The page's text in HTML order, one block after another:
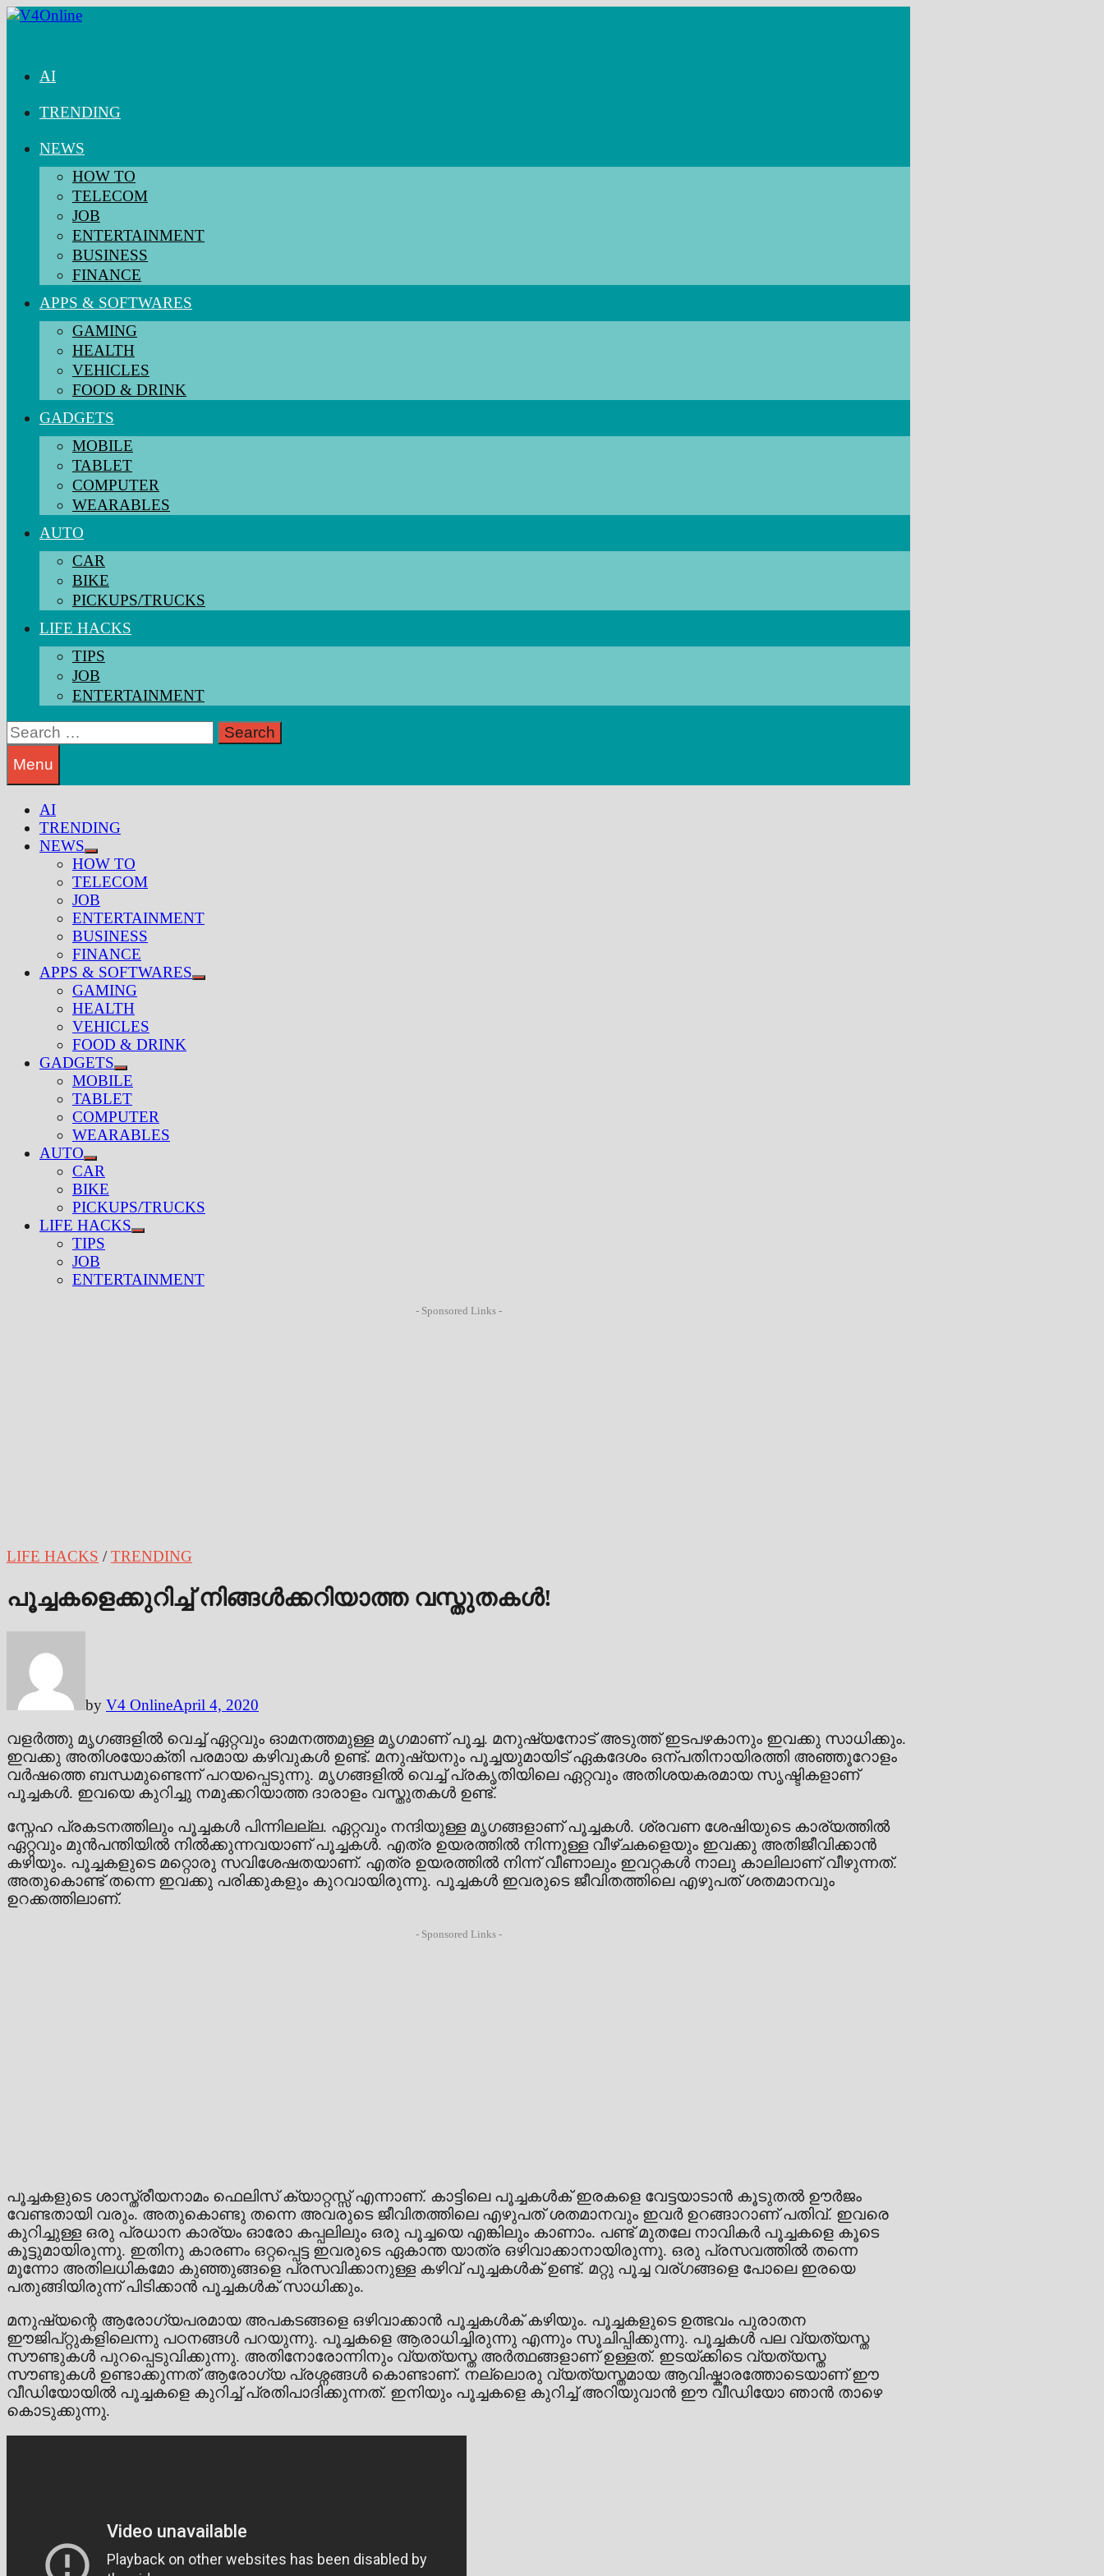
Skip
AI
TRENDING
NEWS
HOW TO
TELECOM
JOB
ENTERTAINMENT
BUSINESS
FINANCE
APPS & SOFTWARES
GAMING
HEALTH
VEHICLES
FOOD & DRINK
GADGETS
MOBILE
TABLET
COMPUTER
WEARABLES
AUTO
CAR
BIKE
PICKUPS/TRUCKS
LIFE HACKS
TIPS
JOB
ENTERTAINMENT
Search
for:
Menu
AI
TRENDING
NEWS
Show
sub
menu
HOW TO
TELECOM
JOB
ENTERTAINMENT
BUSINESS
FINANCE
APPS & SOFTWARES
Show
GAMING
HEALTH
VEHICLES
FOOD & DRINK
GADGETS
Show
sub
menu
MOBILE
TABLET
COMPUTER
WEARABLES
AUTO
Show
sub
menu
CAR
BIKE
PICKUPS/TRUCKS
LIFE HACKS
Show
menu
TIPS
JOB
ENTERTAINMENT
- Sponsored Links -
LIFE HACKS / TRENDING
പൂച്ചകളെക്കുറിച്ച് നിങ്ങൾക്കറിയാത്ത വസ്തുതകൾ!
by V4 OnlineApril 4, 2020
വളർത്തു മൃഗങ്ങളിൽ വെച്ച് ഏറ്റവും ഓമനത്തമുള്ള മൃഗമാണ് പൂച്ച. മനുഷ്യനോട് അടുത്ത് ഇടപഴകാനും ഇവക്കു സാധിക്കും.
ഇവക്കു അതിശയോക്തി പരമായ കഴിവുകൾ ഉണ്ട്. മനുഷ്യനും പൂച്ചയുമായിട് ഏകദേശം ഒന്പതിനായിരത്തി അഞ്ഞൂറോളം
വർഷത്തെ ബന്ധമുണ്ടെന്ന് പറയപ്പെടുന്നു. മൃഗങ്ങളിൽ വെച്ച് പ്രകൃതിയിലെ ഏറ്റവും അതിശയകരമായ സൃഷ്ടികളാണ്
പൂച്ചകൾ. ഇവയെ കുറിച്ചു നമുക്കറിയാത്ത ദാരാളം വസ്തുതകൾ ഉണ്ട്.
സ്നേഹ പ്രകടനത്തിലും പൂച്ചകൾ പിന്നിലല്ല. ഏറ്റവും നന്ദിയുള്ള മൃഗങ്ങളാണ് പൂച്ചകൾ. ശ്രവണ ശേഷിയുടെ കാര്യത്തിൽ
ഏറ്റവും മുൻപന്തിയിൽ നിൽക്കുന്നവയാണ് പൂച്ചകൾ. എത്ര ഉയരത്തിൽ നിന്നുള്ള വീഴ്ചകളെയും ഇവക്കു അതിജീവിക്കാൻ
കഴിയും. പൂച്ചകളുടെ മറ്റൊരു സവിശേഷതയാണ്. എത്ര ഉയരത്തിൽ നിന്ന് വീണാലും ഇവറ്റകൾ നാലു കാലിലാണ് വീഴുന്നത്.
അതുകൊണ്ട് തന്നെ ഇവക്കു പരിക്കുകളും കുറവായിരുന്നു. പൂച്ചകൾ ഇവരുടെ ജീവിതത്തിലെ എഴുപത് ശതമാനവും
ഉറക്കത്തിലാണ്.
- Sponsored Links -
പൂച്ചകളുടെ ശാസ്ത്രീയനാമം ഫെലിസ് ക്യാറ്റസ്സ് എന്നാണ്. കാട്ടിലെ പൂച്ചകൾക് ഇരകളെ വേട്ടയാടാൻ കൂടുതൽ ഊർജം
വേണ്ടതായി വരും. അതുകൊണ്ടു തന്നെ അവരുടെ ജീവിതത്തിലെ എഴുപത് ശതമാനവും ഇവർ ഉറങ്ങാറാണ് പതിവ്. ഇവരെ
കുറിച്ചുള്ള ഒരു പ്രധാന കാര്യം ഓരോ കപ്പലിലും ഒരു പൂച്ചയെ എങ്കിലും കാണാം. പണ്ട് മുതലേ നാവികർ പൂച്ചകളെ കൂടെ
കൂട്ടുമായിരുന്നു. ഇതിനു കാരണം ഒറ്റപ്പെട്ട ഇവരുടെ ഏകാന്ത യാത്ര ഒഴിവാക്കാനായിരുന്നു. ഒരു പ്രസവത്തിൽ തന്നെ
മൂന്നോ അതിലധികമോ കുഞ്ഞുങ്ങളെ പ്രസവിക്കാനുള്ള കഴിവ് പൂച്ചകൾക് ഉണ്ട്. മറ്റു പൂച്ച വര്ഗങ്ങളെ പോലെ ഇരയെ
പതുങ്ങിയിരുന്ന് പിടിക്കാൻ പൂച്ചകൾക് സാധിക്കും.
മനുഷ്യന്റെ ആരോഗ്യപരമായ അപകടങ്ങളെ ഒഴിവാക്കാൻ പൂച്ചകൾക് കഴിയും. പൂച്ചകളുടെ ഉത്ഭവം പുരാതന
ഈജിപ്റ്റുകളിലെന്നു പഠനങ്ങൾ പറയുന്നു. പൂച്ചകളെ ആരാധിച്ചിരുന്നു എന്നും സൂചിപ്പിക്കുന്നു. പൂച്ചകൾ പല വ്യത്യസ്ത
സൗണ്ടുകൾ പുറപ്പെടുവിക്കുന്നു. അതിനോരോന്നിനും വ്യത്യസ്ത അർത്ഥങ്ങളാണ് ഉള്ളത്. ഇടയ്ക്കിടെ വ്യത്യസ്ത
സൗണ്ടുകൾ ഉണ്ടാക്കുന്നത് ആരോഗ്യ പ്രശ്നങ്ങൾ കൊണ്ടാണ്. നല്ലൊരു വ്യത്യസ്തമായ ആവിഷ്കാരത്തോടെയാണ് ഈ
വീഡിയോയിൽ പൂച്ചകളെ കുറിച്ച് പ്രതിപാദിക്കുന്നത്. ഇനിയും പൂച്ചകളെ കുറിച്ച് അറിയുവാൻ ഈ വീഡിയോ ഞാൻ താഴെ
കൊടുക്കുന്നു.